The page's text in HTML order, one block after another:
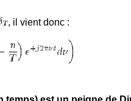
, il vient donc :